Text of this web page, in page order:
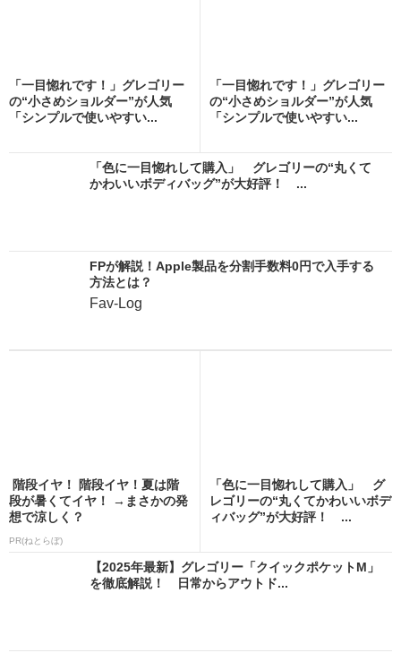
「一目惚れです！」グレゴリー
の“小さめショルダー”が人気
「シンプルで使いやすい...
「一目惚れです！」グレゴリー
の“小さめショルダー”が人気
「シンプルで使いやすい...
「色に一目惚れして購入」 グレゴリーの“丸くて
かわいいボディバッグ”が大好評！ ...
FPが解説！Apple製品を分割手数料0円で入手する
方法とは？
Fav-Log
階段イヤ！ 階段イヤ！夏は階
段が暑くてイヤ！ →まさかの発
想で涼しく？
PR(ねとらぼ)
「色に一目惚れして購入」 グ
レゴリーの“丸くてかわいいボデ
ィバッグ”が大好評！ ...
【2025年最新】グレゴリー「クイックポケットM」
を徹底解説！ 日常からアウトド...